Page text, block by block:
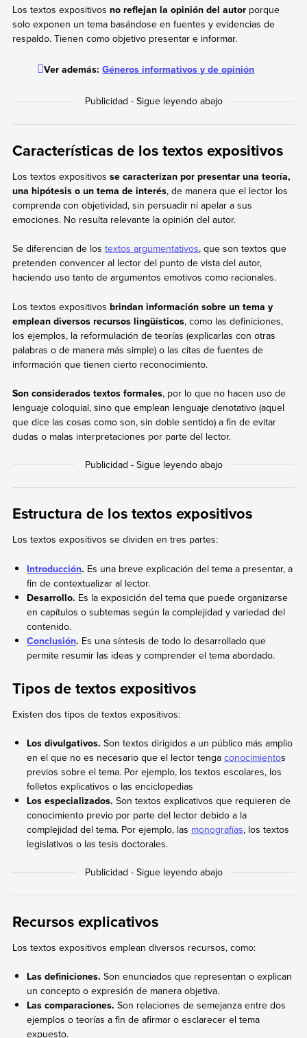
Los textos expositivos no reflejan la opinión del autorporque
solo exponen un tema basándose en fuentes y evidencias de
respaldo. Tienen como objetivo presentar e informar.
Ver además:Géneros informativos y de opinión
Características de los textos expositivos
Los textos expositivos se caracterizan por presentar una teoría,
una hipótesis o un tema de interés, de manera que el lector los
comprenda con objetividad, sin persuadir ni apelar a sus
emociones. No resulta relevante la opinión del autor.
Se diferencian de los textos argumentativos, que son textos que
pretenden convencer al lector del punto de vista del autor,
haciendo uso tanto de argumentos emotivos como racionales.
Los textos expositivos brindan información sobre un tema y
emplean diversos recursos lingüísticos, como las definiciones,
los ejemplos, la reformulación de teorías (explicarlas con otras
palabras o de manera más simple) o las citas de fuentes de
información que tienen cierto reconocimiento.
Son considerados textos formales, por lo que no hacen uso de
lenguaje coloquial, sino que emplean lenguaje denotativo (aquel
que dice las cosas como son, sin doble sentido) a fin de evitar
dudas o malas interpretaciones por parte del lector.
Estructura de los textos expositivos
Los textos expositivos se dividen en tres partes:
Introducción. Es una breve explicación del tema a presentar, a
fin de contextualizar al lector.
Desarrollo. Es la exposición del tema que puede organizarse
en capítulos o subtemas según la complejidad y variedad del
contenido.
Conclusión. Es una síntesis de todo lo desarrollado que
permite resumir las ideas y comprender el tema abordado.
Tipos de textos expositivos
Existen dos tipos de textos expositivos:
Los divulgativos. Son textos dirigidos a un público más amplio
en el que no es necesario que el lector tengaconocimientos
previos sobre el tema. Por ejemplo, los textos escolares, los
folletos explicativos o las enciclopedias
Los especializados. Son textos explicativos que requieren de
conocimiento previo por parte del lector debido a la
complejidad del tema. Por ejemplo, las monografías, los textos
legislativos o las tesis doctorales.
Recursos explicativos
Los textos expositivos emplean diversos recursos, como:
Las definiciones. Son enunciados que representan o explican
un concepto o expresión de manera objetiva.
Las comparaciones. Son relaciones de semejanza entre dos
ejemplos o teorías a fin de afirmar o esclarecer el tema
expuesto.